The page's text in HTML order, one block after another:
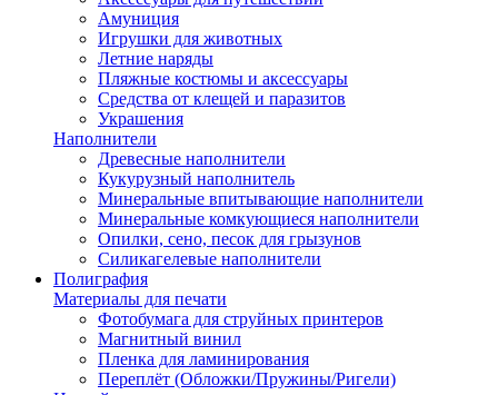
Амуниция
Игрушки для животных
Летние наряды
Пляжные костюмы и аксессуары
Средства от клещей и паразитов
Украшения
Наполнители
Древесные наполнители
Кукурузный наполнитель
Минеральные впитывающие наполнители
Минеральные комкующиеся наполнители
Опилки, сено, песок для грызунов
Силикагелевые наполнители
Полиграфия
Материалы для печати
Фотобумага для струйных принтеров
Магнитный винил
Пленка для ламинирования
Переплёт (Обложки/Пружины/Ригели)